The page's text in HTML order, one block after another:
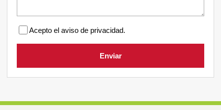
Acepto el aviso de privacidad.
Enviar